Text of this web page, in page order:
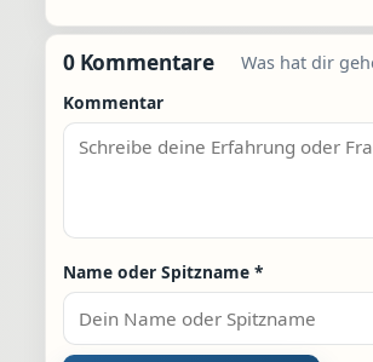
0 Kommentare
Was hat dir
Kommentar
Name oder Spitzname *